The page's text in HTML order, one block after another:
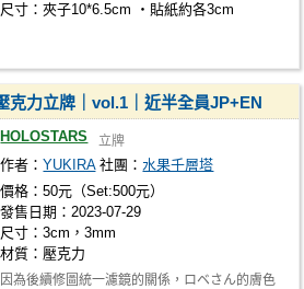
尺寸：夾子10*6.5cm ・貼紙約各3cm
克力立牌｜vol.1｜近半全員JP+EN
HOLOSTARS 立牌
作者：YUKIRA 社團：水果千層塔
價格：50元（Set:500元）
發售日期：2023-07-29
尺寸：3cm，3mm
材質：壓克力
因為後續修圖統一濾鏡的關係，ロベさん的膚色